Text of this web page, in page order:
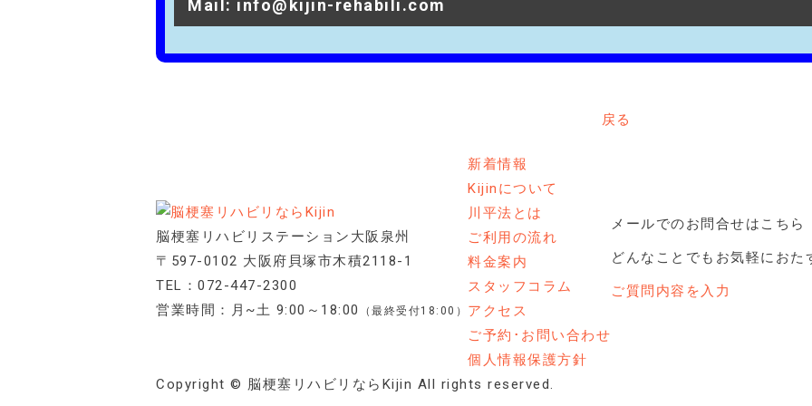
Mail: info@kijin-rehabili.com
戻る
脳梗塞リハビリステーション大阪泉州
〒597-0102 大阪府貝塚市木積2118-1
TEL： 072-447-2300
営業時間：月~土 9:00～18:00
（最終受付18:00）
新着情報
Kijinについて
川平法とは
ご利用の流れ
料金案内
スタッフコラム
アクセス
ご予約･お問い合わせ
個人情報保護方針
メールでのお問合せはこちら
どんなことでもお気軽におた
ご質問内容を入力
Copyright © 脳梗塞リハビリならKijin All rights reserved.